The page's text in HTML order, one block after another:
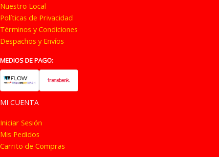
Nuestro Local
Políticas de Privacidad
Términos y Condiciones
Despachos y Envíos
MEDIOS DE PAGO:
MI CUENTA
Iniciar Sesión
Mis Pedidos
Carrito de Compras